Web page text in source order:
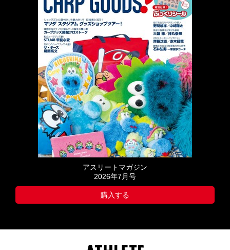
アスリートマガジン
2026年7月号
購入する